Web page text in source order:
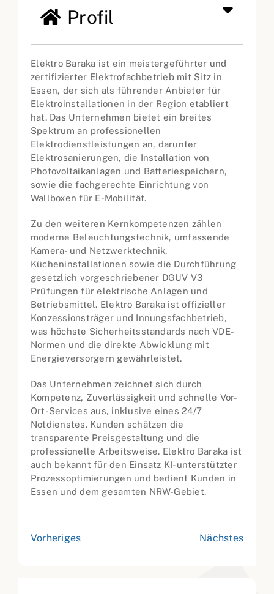
Profil
Elektro Baraka ist ein meistergeführter und
zertifizierter Elektrofachbetrieb mit Sitz in
Essen, der sich als führender Anbieter für
Elektroinstallationen in der Region etabliert
hat. Das Unternehmen bietet ein breites
Spektrum an professionellen
Elektrodienstleistungen an, darunter
Elektrosanierungen, die Installation von
Photovoltaikanlagen und Batteriespeichern,
sowie die fachgerechte Einrichtung von
Wallboxen für E-Mobilität.
Zu den weiteren Kernkompetenzen zählen
moderne Beleuchtungstechnik, umfassende
Kamera- und Netzwerktechnik,
Kücheninstallationen sowie die Durchführung
gesetzlich vorgeschriebener DGUV V3
Prüfungen für elektrische Anlagen und
Betriebsmittel. Elektro Baraka ist offizieller
Konzessionsträger und Innungsfachbetrieb,
was höchste Sicherheitsstandards nach VDE-
Normen und die direkte Abwicklung mit
Energieversorgern gewährleistet.
Das Unternehmen zeichnet sich durch
Kompetenz, Zuverlässigkeit und schnelle Vor-
Ort-Services aus, inklusive eines 24/7
Notdienstes. Kunden schätzen die
transparente Preisgestaltung und die
professionelle Arbeitsweise. Elektro Baraka ist
auch bekannt für den Einsatz KI-unterstützter
Prozessoptimierungen und bedient Kunden in
Essen und dem gesamten NRW-Gebiet.
Vorheriges Nächstes